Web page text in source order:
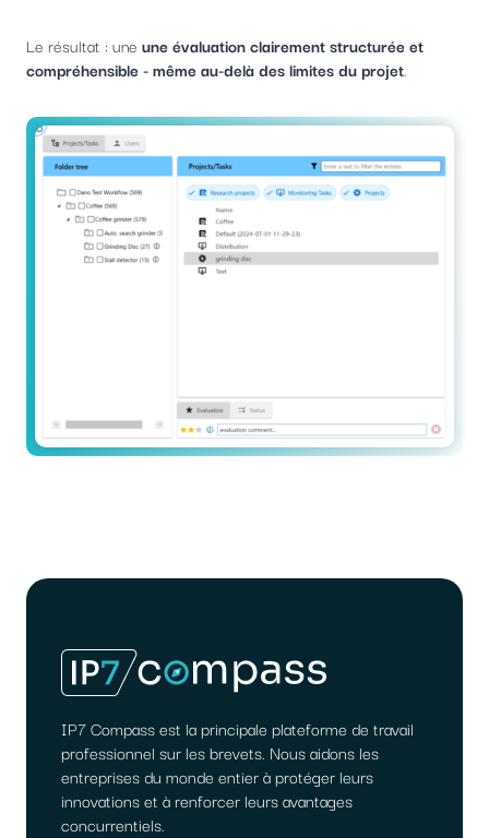
Le résultat : une une évaluation clairement structurée et
compréhensible - même au-delà des limites du projet.
IP7 Compass est la principale plateforme de travail
professionnel sur les brevets. Nous aidons les
entreprises du monde entier à protéger leurs
innovations et à renforcer leurs avantages
concurrentiels.